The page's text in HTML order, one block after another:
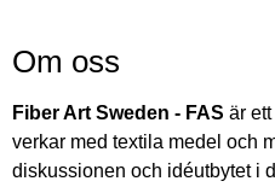
Om oss
Fiber Art Sweden - FAS är
verkar med textila medel och
diskussionen och idéutbytet i